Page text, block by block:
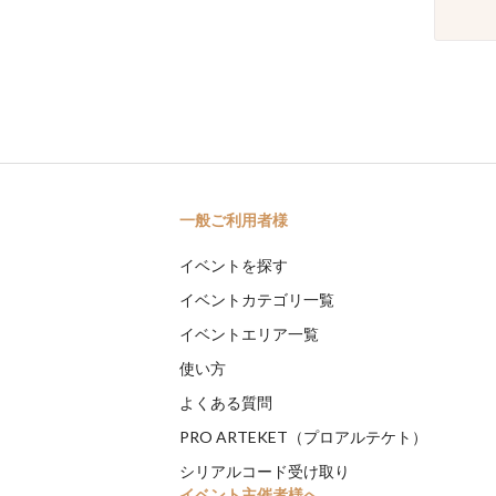
一般ご利用者様
イベントを探す
イベントカテゴリ一覧
イベントエリア一覧
使い方
よくある質問
PRO ARTEKET（プロアルテケト）
シリアルコード受け取り